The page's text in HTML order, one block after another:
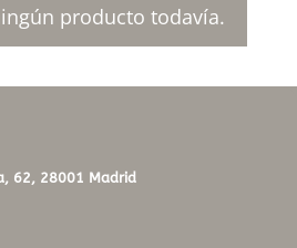
producto todavía.
62, 28001 Madrid